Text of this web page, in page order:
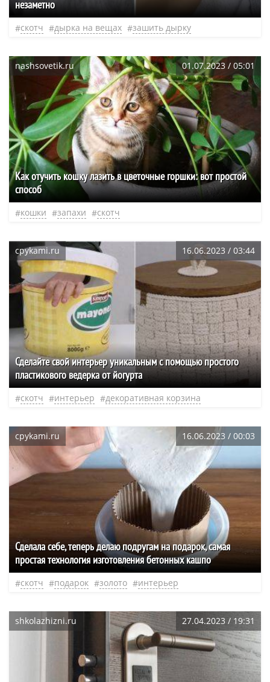
незаметно
скотч дырка на вещах зашить дырку
nashsovetik.ru 01.07.2023 / 05:01
Как отучить кошку лазить в цветочные горшки: вот простой
способ
кошки запахи скотч
cpykami.ru 16.06.2023 / 03:44
Сделайте свой интерьер уникальным с помощью простого
пластикового ведерка от йогурта
скотч интерьер декоративная корзина
cpykami.ru 16.06.2023 / 00:03
Сделала себе, теперь делаю подругам на подарок, самая
простая технология изготовления бетонных кашпо
скотч подарок золото интерьер
shkolazhizni.ru 27.04.2023 / 19:31